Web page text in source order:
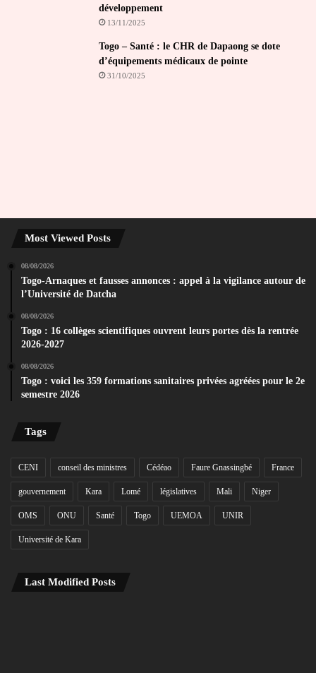
développement
13/11/2025
Togo – Santé : le CHR de Dapaong se dote
d’équipements médicaux de pointe
31/10/2025
Most Viewed Posts
08/08/2026
Togo-Arnaques et fausses annonces : appel à la vigilance autour de
l’Université de Datcha
08/08/2026
Togo : 16 collèges scientifiques ouvrent leurs portes dès la rentrée
2026-2027
08/08/2026
Togo : voici les 359 formations sanitaires privées agréées pour le 2e
semestre 2026
Tags
CENI conseil des ministres Cédéao Faure Gnassingbé France
gouvernement Kara Lomé législatives Mali Niger
OMS ONU Santé Togo UEMOA UNIR
Université de Kara
Last Modified Posts